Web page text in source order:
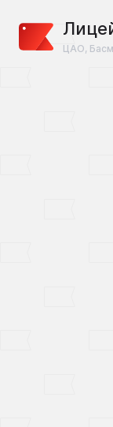
ЦАО,